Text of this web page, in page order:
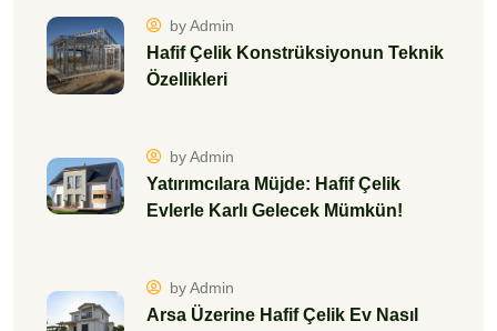
by Admin
Hafif Çelik Konstrüksiyonun Teknik
Özellikleri
by Admin
Yatırımcılara Müjde: Hafif Çelik
Evlerle Karlı Gelecek Mümkün!
by Admin
Arsa Üzerine Hafif Çelik Ev Nasıl